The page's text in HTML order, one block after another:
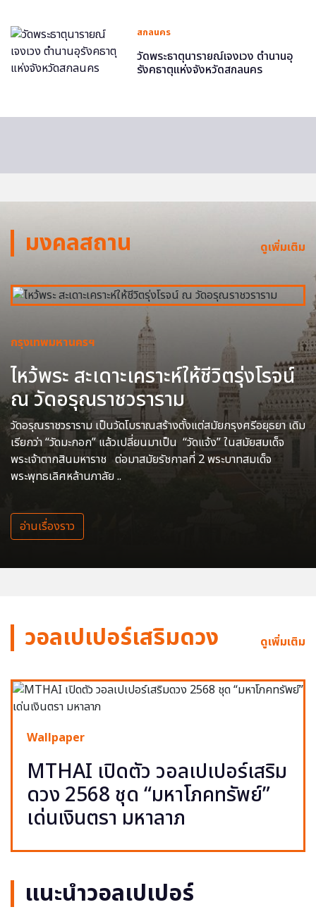
สกลนคร
วัดพระธาตุนารายณ์เจงเวง ตำนานอุ
รังคธาตุแห่งจังหวัดสกลนคร
มงคลสถาน ดูเพิ่มเติม
กรุงเทพมหานครฯ
ไหว้พระ สะเดาะเคราะห์ให้ชีวิตรุ่งโรจน์
ณ วัดอรุณราชวราราม
วัดอรุณราชวราราม เป็นวัดโบราณสร้างตั้งแต่สมัยกรุงศรีอยุธยา เดิม
เรียกว่า “วัดมะกอก” แล้วเปลี่ยนมาเป็น “วัดแจ้ง” ในสมัยสมเด็จ
พระเจ้าตากสินมหาราช ต่อมาสมัยรัชกาลที่ 2 พระบาทสมเด็จ
พระพุทธเลิศหล้านภาลัย ..
อ่านเรื่องราว
วอลเปเปอร์เสริมดวง ดูเพิ่มเติม
Wallpaper
MTHAI เปิดตัว วอลเปเปอร์เสริม
ดวง 2568 ชุด “มหาโภคทรัพย์”
เด่นเงินตรา มหาลาภ
แนะนำวอลเปเปอร์